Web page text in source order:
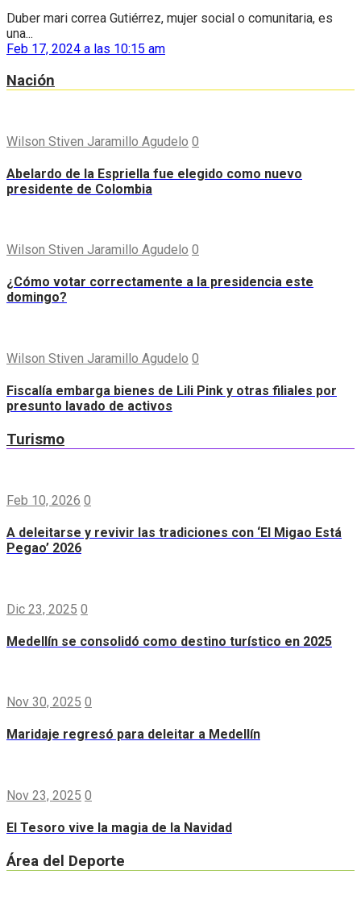
Duber mari correa Gutiérrez, mujer social o comunitaria, es
una...
Feb 17, 2024 a las 10:15 am
Nación
Wilson Stiven Jaramillo Agudelo 0
Abelardo de la Espriella fue elegido como nuevo
presidente de Colombia
Wilson Stiven Jaramillo Agudelo 0
¿Cómo votar correctamente a la presidencia este
domingo?
Wilson Stiven Jaramillo Agudelo 0
Fiscalía embarga bienes de Lili Pink y otras filiales por
presunto lavado de activos
Turismo
Feb 10, 2026 0
A deleitarse y revivir las tradiciones con ‘El Migao Está
Pegao’ 2026
Dic 23, 2025 0
Medellín se consolidó como destino turístico en 2025
Nov 30, 2025 0
Maridaje regresó para deleitar a Medellín
Nov 23, 2025 0
El Tesoro vive la magia de la Navidad
Área del Deporte